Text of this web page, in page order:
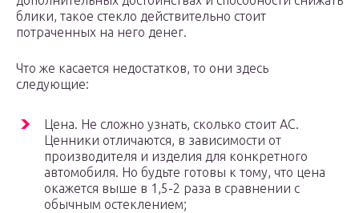
блики, такое стекло действительно стоит
потраченных на него денег.
Что же касается недостатков, то они здесь
следующие:
Цена. Не сложно узнать, сколько стоит АС.
Ценники отличаются, в зависимости от
производителя и изделия для конкретного
автомобиля. Но будьте готовы к тому, что цена
окажется выше в 1,5-2 раза в сравнении с
обычным остеклением;